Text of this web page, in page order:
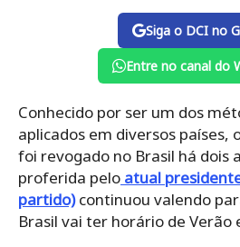
Siga o DCI no
Entre no canal do
Conhecido por ser um dos
aplicados em diversos países,
foi revogado no Brasil há dois
proferida pelo atual
partido)continuou valendo
Brasil vai ter horário de Verão